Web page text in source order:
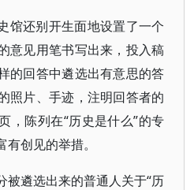
馆还别开生面地设置了一个
意见用笔书写出来，投入稿
的回答中遴选出有意思的答
照片、手迹，注明回答者的
，陈列在“历史是什么”的专
创见的举措。
被遴选出来的普通人关于“历